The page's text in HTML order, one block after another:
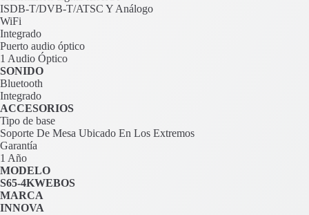
ISDB-T/DVB-T/ATSC Y Análogo
WiFi
Integrado
Puerto audio óptico
1 Audio Óptico
SONIDO
Bluetooth
Integrado
ACCESORIOS
Tipo de base
Soporte De Mesa Ubicado En Los Extremos
Garantía
1 Año
MODELO
S65-4KWEBOS
MARCA
INNOVA